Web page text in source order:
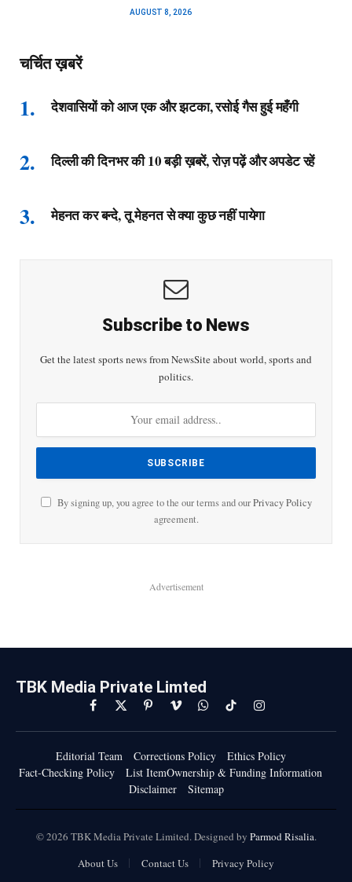
AUGUST 8, 2026
चर्चित ख़बरें
देशवासियों को आज एक और झटका, रसोई गैस हुई महँगी
दिल्ली की दिनभर की 10 बड़ी ख़बरें, रोज़ पढ़ें और अपडेट रहें
मेहनत कर बन्दे, तू मेहनत से क्या कुछ नहीं पायेगा
Subscribe to News
Get the latest sports news from NewsSite about world, sports and
politics.
By signing up, you agree to the our terms and ourPrivacy Policy
agreement.
Advertisement
TBK Media Private Limted
Facebook
X
(Twitter)
PinterestVimeoWhatsAppTikTokInstagram
Editorial Team Corrections Policy
Ethics Policy
Fact-Checking Policy
List ItemOwnership & Funding Information
Disclaimer
Sitemap
© 2026 TBK Media Private Limited. Designed by Parmod Risalia.
About Us
Contact Us Privacy Policy